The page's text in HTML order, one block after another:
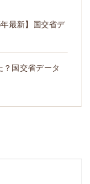
最新】国交省デ
？国交省データ